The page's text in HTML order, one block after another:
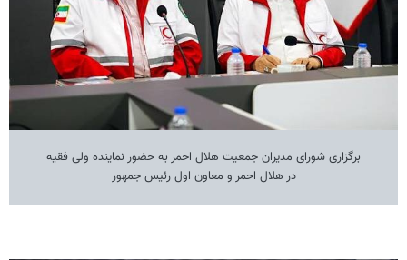
برگزاری شورای مدیران جمعیت هلال احمر به حضور نماینده ولی فقیه
در هلال احمر و معاون اول رئیس جمهور